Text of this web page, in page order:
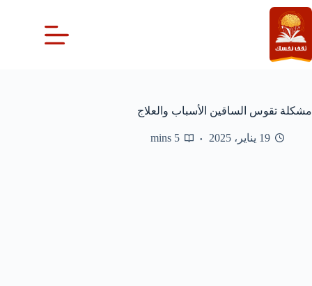
التجاوز
إلى
المحتوى
مشكلة تقوس الساقين الأسباب والعلاج
19 يناير، 2025 5 mins